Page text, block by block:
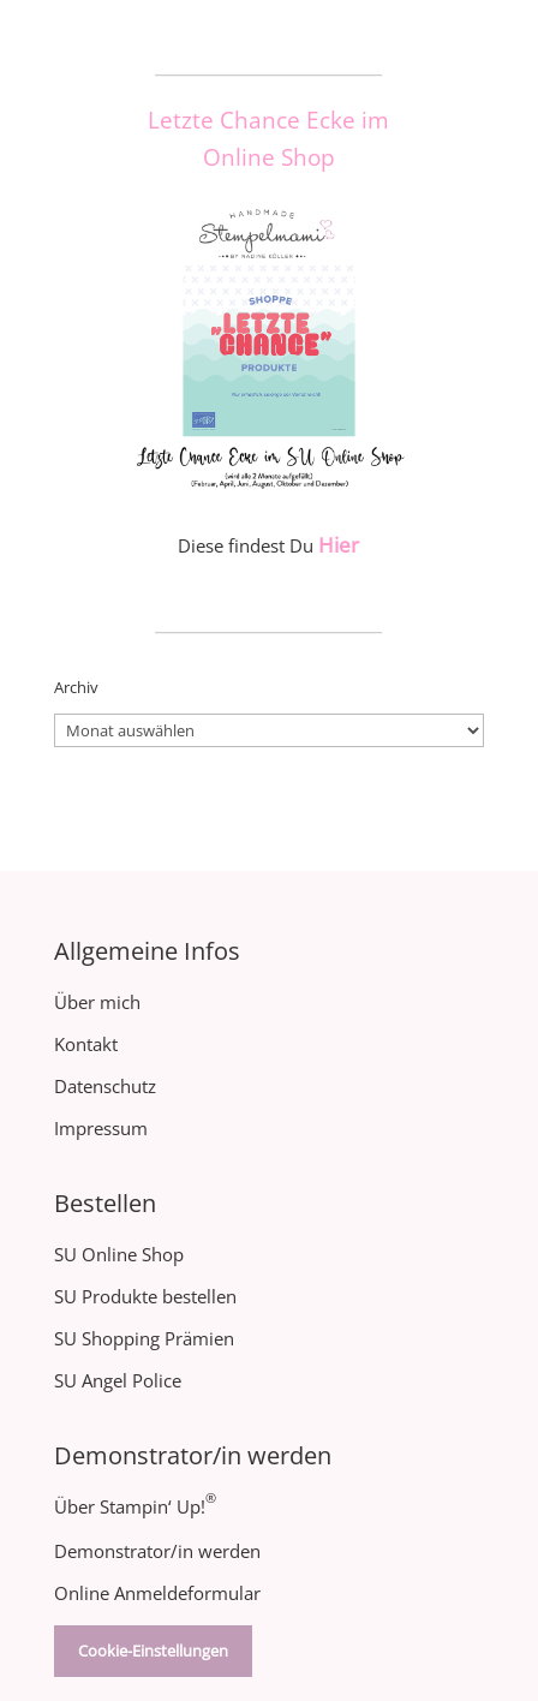
Letzte Chance Ecke im
Online Shop
Diese findest Du Hier
Archiv
Archiv
Allgemeine Infos
Über mich
Kontakt
Datenschutz
Impressum
Bestellen
SU Online Shop
SU Produkte bestellen
SU Shopping Prämien
SU Angel Police
Demonstrator/in werden
Über Stampin‘ Up!®
Demonstrator/in werden
Online Anmeldeformular
Cookie-Einstellungen